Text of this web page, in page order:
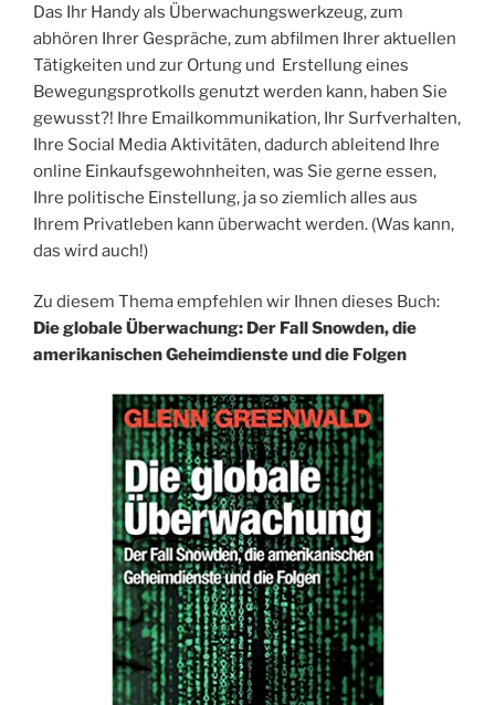
Das Ihr Handy als Überwachungswerkzeug, zum
abhören Ihrer Gespräche, zum abfilmen Ihrer aktuellen
Tätigkeiten und zur Ortung und Erstellung eines
Bewegungsprotkolls genutzt werden kann, haben Sie
gewusst?! Ihre Emailkommunikation, Ihr Surfverhalten,
Ihre Social Media Aktivitäten, dadurch ableitend Ihre
online Einkaufsgewohnheiten, was Sie gerne essen,
Ihre politische Einstellung, ja so ziemlich alles aus
Ihrem Privatleben kann überwacht werden. (Was kann,
das wird auch!)
Zu diesem Thema empfehlen wir Ihnen dieses Buch:
Die globale Überwachung: Der Fall Snowden, die
amerikanischen Geheimdienste und die Folgen